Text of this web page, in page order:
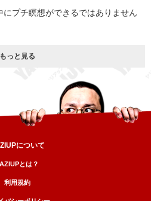
にプチ瞑想ができるではありません
もっと見る
について
とは？
利用規約